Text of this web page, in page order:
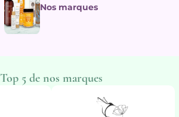
Nos marques
Top 5 de nos marques